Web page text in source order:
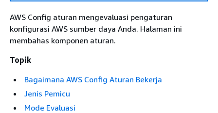
AWS Config aturan mengevaluasi pengaturan
konfigurasi AWS sumber daya Anda. Halaman ini
membahas komponen aturan.
Topik
Bagaimana AWS Config Aturan Bekerja
Jenis Pemicu
Mode Evaluasi